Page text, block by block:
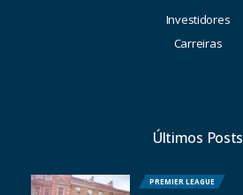
Investidores
Carreiras
Últimos Posts
PREMIER LEAGUE